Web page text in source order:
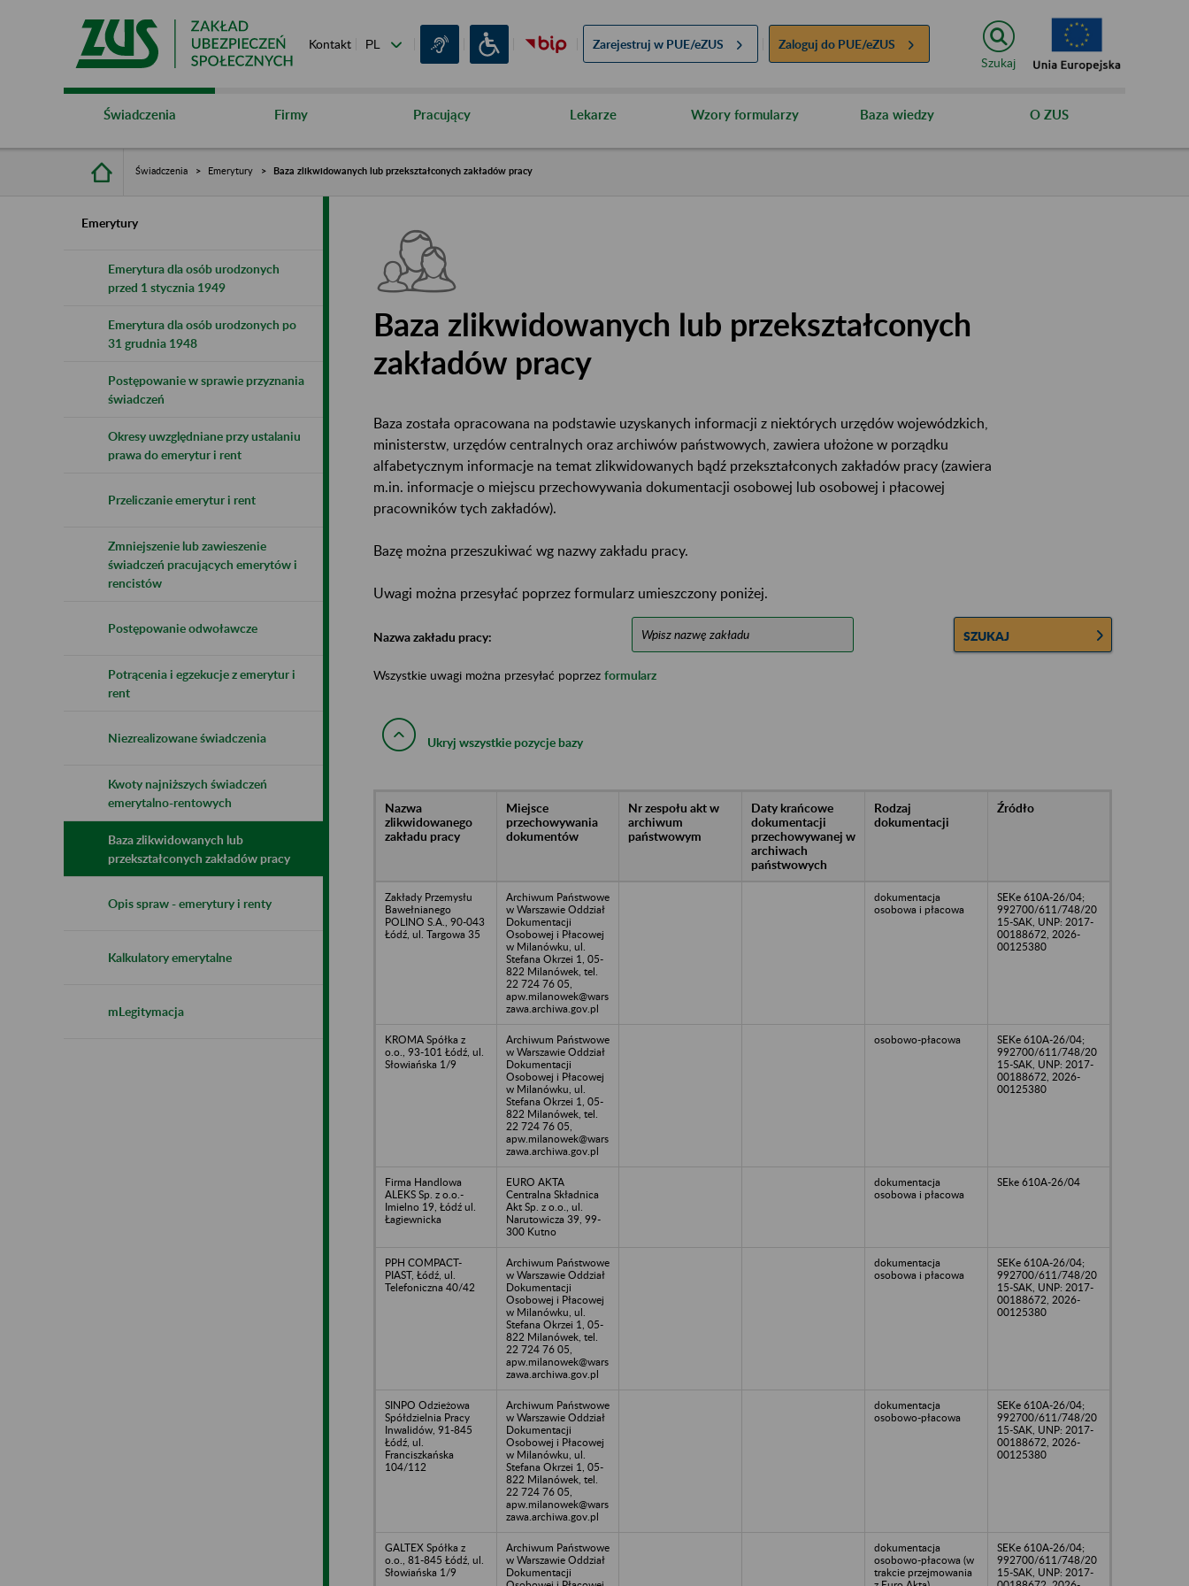
Kontakt Zarejestruj w PUE/eZUS Zaloguj do PUE/eZUS
Szukaj
Świadczenia Firmy Pracujący Lekarze Wzory formularzy Baza wiedzy O ZUS
Świadczenia Emerytury Baza zlikwidowanych lub przekształconych zakładów pracy
Emerytury
Emerytura dla osób urodzonych
przed 1 stycznia 1949
Emerytura dla osób urodzonych po
31 grudnia 1948
Postępowanie w sprawie przyznania
świadczeń
Okresy uwzględniane przy ustalaniu
prawa do emerytur i rent
Przeliczanie emerytur i rent
Zmniejszenie lub zawieszenie
świadczeń pracujących emerytów i
rencistów
Postępowanie odwoławcze
Potrącenia i egzekucje z emerytur i
rent
Niezrealizowane świadczenia
Kwoty najniższych świadczeń
emerytalno-rentowych
Baza zlikwidowanych lub
przekształconych zakładów pracy
Opis spraw - emerytury i renty
Kalkulatory emerytalne
mLegitymacja
Baza zlikwidowanych lub przekształconych
zakładów pracy
Baza została opracowana na podstawie uzyskanych informacji z niektórych urzędów wojewódzkich,
ministerstw, urzędów centralnych oraz archiwów państwowych, zawiera ułożone w porządku
alfabetycznym informacje na temat zlikwidowanych bądź przekształconych zakładów pracy (zawiera
m.in. informacje o miejscu przechowywania dokumentacji osobowej lub osobowej i płacowej
pracowników tych zakładów).
Bazę można przeszukiwać wg nazwy zakładu pracy.
Uwagi można przesyłać poprzez formularz umieszczony poniżej.
Nazwa zakładu pracy: SZUKAJ
Wszystkie uwagi można przesyłać poprzez formularz
Ukryj wszystkie pozycje bazy
Nazwa
zlikwidowanego
zakładu pracy
Miejsce
przechowywania
dokumentów
Nr zespołu akt w
archiwum
państwowym
Daty krańcowe
dokumentacji
przechowywanej w
archiwach
państwowych
Rodzaj
dokumentacji
Źródło
Zakłady Przemysłu
Bawełnianego
POLINO S.A., 90-043
Łódź, ul. Targowa 35
Archiwum Państwowe
w Warszawie Oddział
Dokumentacji
Osobowej i Płacowej
w Milanówku, ul.
Stefana Okrzei 1, 05-
822 Milanówek, tel.
22 724 76 05,
apw.milanowek@wars
zawa.archiwa.gov.pl
dokumentacja
osobowa i płacowa
SEKe 610A-26/04;
992700/611/748/20
15-SAK, UNP: 2017-
00188672, 2026-
00125380
KROMA Spółka z
o.o., 93-101 Łódź, ul.
Słowiańska 1/9
Archiwum Państwowe
w Warszawie Oddział
Dokumentacji
Osobowej i Płacowej
w Milanówku, ul.
Stefana Okrzei 1, 05-
822 Milanówek, tel.
22 724 76 05,
apw.milanowek@wars
zawa.archiwa.gov.pl
osobowo-płacowa
SEKe 610A-26/04;
992700/611/748/20
15-SAK, UNP: 2017-
00188672, 2026-
00125380
Firma Handlowa
ALEKS Sp. z o.o.-
Imielno 19, Łódź ul.
Łagiewnicka
EURO AKTA
Centralna Składnica
Akt Sp. z o.o., ul.
Narutowicza 39, 99-
300 Kutno
dokumentacja
osobowa i płacowa
SEke 610A-26/04
PPH COMPACT-
PIAST, Łódź, ul.
Telefoniczna 40/42
Archiwum Państwowe
w Warszawie Oddział
Dokumentacji
Osobowej i Płacowej
w Milanówku, ul.
Stefana Okrzei 1, 05-
822 Milanówek, tel.
22 724 76 05,
apw.milanowek@wars
zawa.archiwa.gov.pl
dokumentacja
osobowa i płacowa
SEKe 610A-26/04;
992700/611/748/20
15-SAK, UNP: 2017-
00188672, 2026-
00125380
SINPO Odzieżowa
Spółdzielnia Pracy
Inwalidów, 91-845
Łódź, ul.
Franciszkańska
104/112
Archiwum Państwowe
w Warszawie Oddział
Dokumentacji
Osobowej i Płacowej
w Milanówku, ul.
Stefana Okrzei 1, 05-
822 Milanówek, tel.
22 724 76 05,
apw.milanowek@wars
zawa.archiwa.gov.pl
dokumentacja
osobowo-płacowa
SEKe 610A-26/04;
992700/611/748/20
15-SAK, UNP: 2017-
00188672, 2026-
00125380
GALTEX Spółka z
o.o., 81-845 Łódź, ul.
Słowiańska 1/9
Archiwum Państwowe
w Warszawie Oddział
Dokumentacji
dokumentacja
osobowo-płacowa (w
trakcie przejmowania
SEKe 610A-26/04;
992700/611/748/20
15-SAK, UNP: 2017-